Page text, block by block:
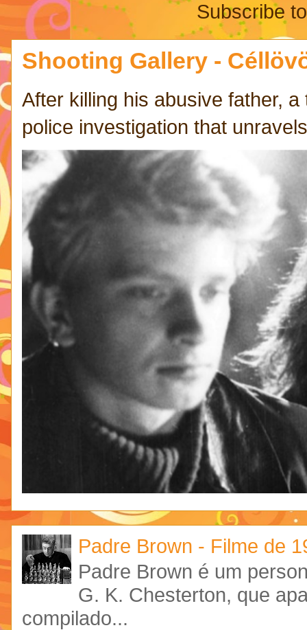
Subscribe
Shooting Gallery -
After killing his abusive father,
police investigation that
Padre Brown - Filme de
Padre Brown é um
G. K. Chesterton, que
compilado...